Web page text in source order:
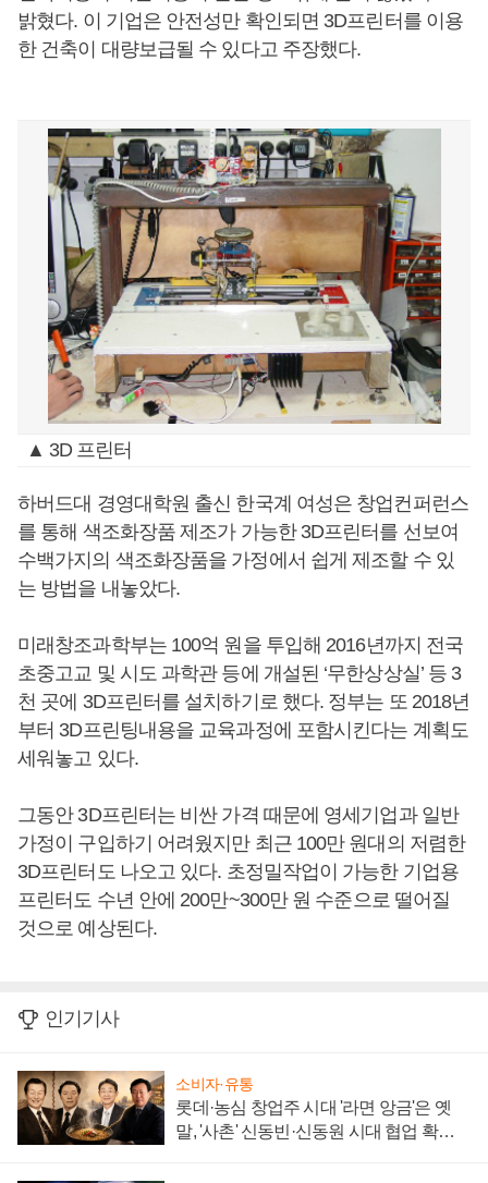
밝혔다. 이 기업은 안전성만 확인되면 3D프린터를 이용
한 건축이 대량보급될 수 있다고 주장했다.
▲ 3D 프린터
하버드대 경영대학원 출신 한국계 여성은 창업컨퍼런스
를 통해 색조화장품 제조가 가능한 3D프린터를 선보여
수백가지의 색조화장품을 가정에서 쉽게 제조할 수 있
는 방법을 내놓았다.
미래창조과학부는 100억 원을 투입해 2016년까지 전국
초중고교 및 시도 과학관 등에 개설된 ‘무한상상실’ 등 3
천 곳에 3D프린터를 설치하기로 했다. 정부는 또 2018년
부터 3D프린팅내용을 교육과정에 포함시킨다는 계획도
세워놓고 있다.
그동안 3D프린터는 비싼 가격 때문에 영세기업과 일반
가정이 구입하기 어려웠지만 최근 100만 원대의 저렴한
3D프린터도 나오고 있다. 초정밀작업이 가능한 기업용
프린터도 수년 안에 200만~300만 원 수준으로 떨어질
것으로 예상된다.
인기기사
소비자·유통
롯데·농심 창업주 시대 '라면 앙금'은 옛
말, '사촌' 신동빈·신동원 시대 협업 확대